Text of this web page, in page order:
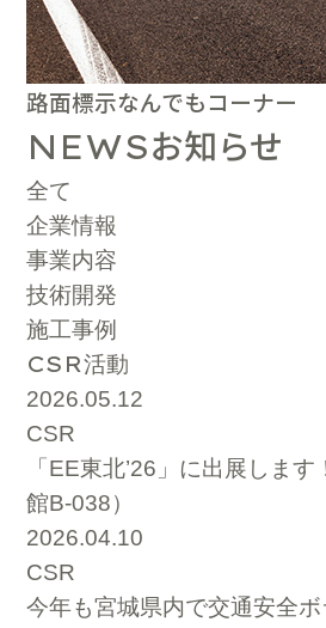
路面標示なんでもコーナー
NEWSお知らせ
全て
企業情報
事業内容
技術開発
施工事例
CSR活動
2026.05.12
CSR
「EE東北’26」に出展しま
館B-038）
2026.04.10
CSR
今年も宮城県内で交通安全